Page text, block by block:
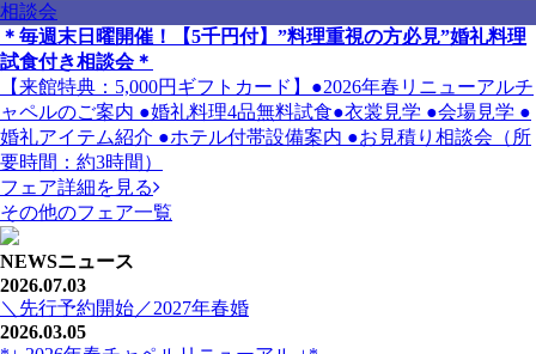
相談会
＊毎週末日曜開催！【5千円付】”料理重視の方必見”婚礼料理
試食付き相談会＊
【来館特典：5,000円ギフトカード】●2026年春リニューアルチ
ャペルのご案内 ●婚礼料理4品無料試食●衣裳見学 ●会場見学 ●
婚礼アイテム紹介 ●ホテル付帯設備案内 ●お見積り相談会（所
要時間：約3時間）
フェア詳細を見る
その他のフェア一覧
NEWSニュース
2026.07.03
＼先行予約開始／2027年春婚
2026.03.05